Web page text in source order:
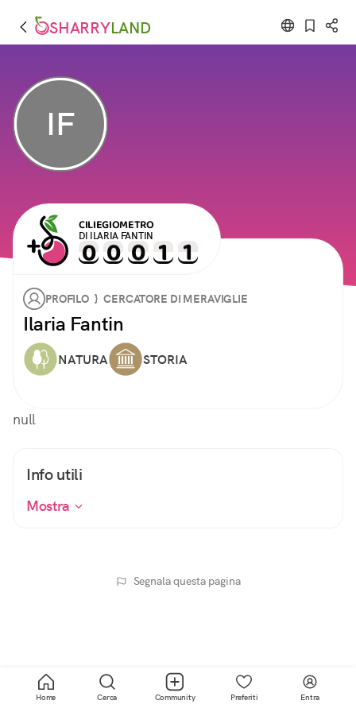
SHARRYLAND
IF
CILIEGIOMETRO
DI ILARIA FANTIN
PROFILO } CERCATORE DI MERAVIGLIE
Ilaria Fantin
NATURA STORIA
null
Info utili
Mostra
Segnala questa pagina
Home Cerca Community Preferiti Entra